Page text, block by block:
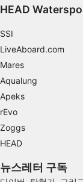
HEAD
SSI
LiveAboard.com
Mares
Aqualung
Apeks
rEvo
Zoggs
HEAD
뉴스레터 구독
비IAB 처리 목적:
공연
광고하는